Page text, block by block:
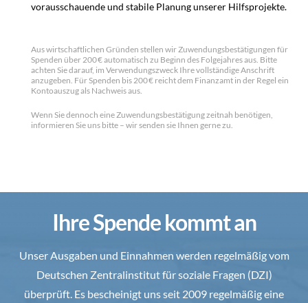
vorausschauende und stabile Planung unserer Hilfsprojekte.
Aus wirtschaftlichen Gründen stellen wir Zuwendungsbestätigungen für
Spenden über 200 € automatisch zu Beginn des Folgejahres aus. Bitte
achten Sie darauf, im Verwendungszweck Ihre vollständige Anschrift
anzugeben. Für Spenden bis 200 € reicht dem Finanzamt in der Regel ein
Kontoauszug als Nachweis aus.
Wenn Sie dennoch eine Zuwendungsbestätigung zeitnah benötigen,
informieren Sie uns bitte – wir senden sie Ihnen gerne zu.
Ihre Spende kommt an
Unser Ausgaben und Einnahmen werden regelmäßig vom
Deutschen Zentralinstitut für soziale Fragen (DZI)
überprüft. Es bescheinigt uns seit 2009 regelmäßig eine